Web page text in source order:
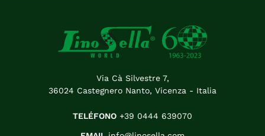
Via Cà Silvestre 7,
36024 Castegnero Nanto, Vicenza - Italia
TELÉFONO +39 0444 639070